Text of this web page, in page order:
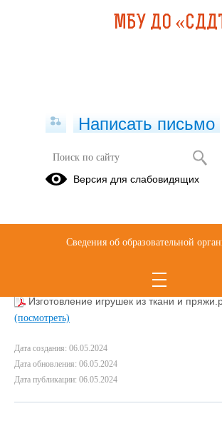
Авторская наработка.
Татьяна Владимировна,
ДО "ЦДОД "Контакт"
игрушек из ткани
Изготовление игрушек из ткани и
(посмотреть)
Дата создания: 06.05.2024
Дата обновления: 06.05.2024
Дата публикации: 06.05.2024
МБУ ДО
Написать письмо
Версия для слабовидящих
Сведения об образовательной